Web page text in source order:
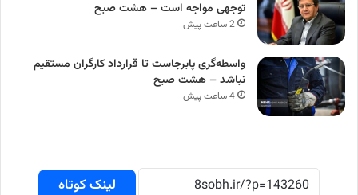
توجهی مواجه است – هشت صبح
2 ساعت پیش
واسطه‌گری پابرجاست تا قرارداد کارگران مستقیم
نباشد – هشت صبح
4 ساعت پیش
لینک کوتاه